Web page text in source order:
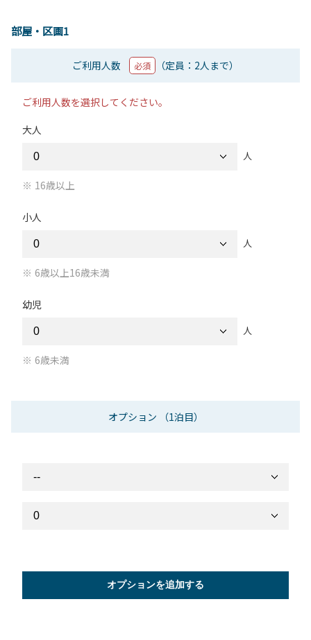
部屋・区画1
ご利用人数 必須 （定員：2人まで）
ご利用人数を選択してください。
大人
人
16歳以上
小人
人
6歳以上16歳未満
幼児
人
6歳未満
オプション （1泊目）
オプションを追加する